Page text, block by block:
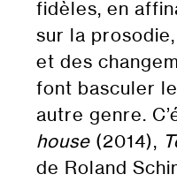
fidèles, en
sur la
et des
font basculer
autre genre.
house (2014),
de Roland